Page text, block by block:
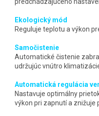
Ekologický mód
Reguluje teplotu a výkon
Samočistenie
Automatické čistenie
udržujúc vnútro
Automatická regulácia
Nastavuje optimálny
výkon pri zapnutí a znižuje